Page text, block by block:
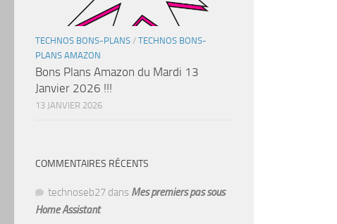
TECHNOS BONS-PLANS / TECHNOS BONS-
PLANS AMAZON
Bons Plans Amazon du Mardi 13
Janvier 2026 !!!
13 JANVIER 2026
COMMENTAIRES RÉCENTS
technoseb27 dans Mes premiers pas sous
Home Assistant